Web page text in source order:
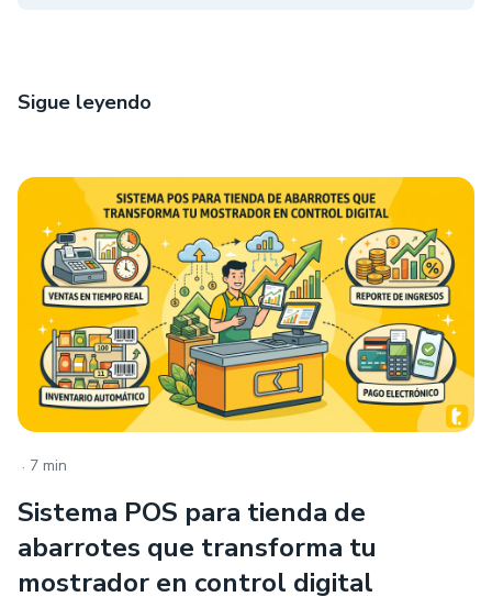
Sigue leyendo
. 7 min
Sistema POS para tienda de
abarrotes que transforma tu
mostrador en control digital